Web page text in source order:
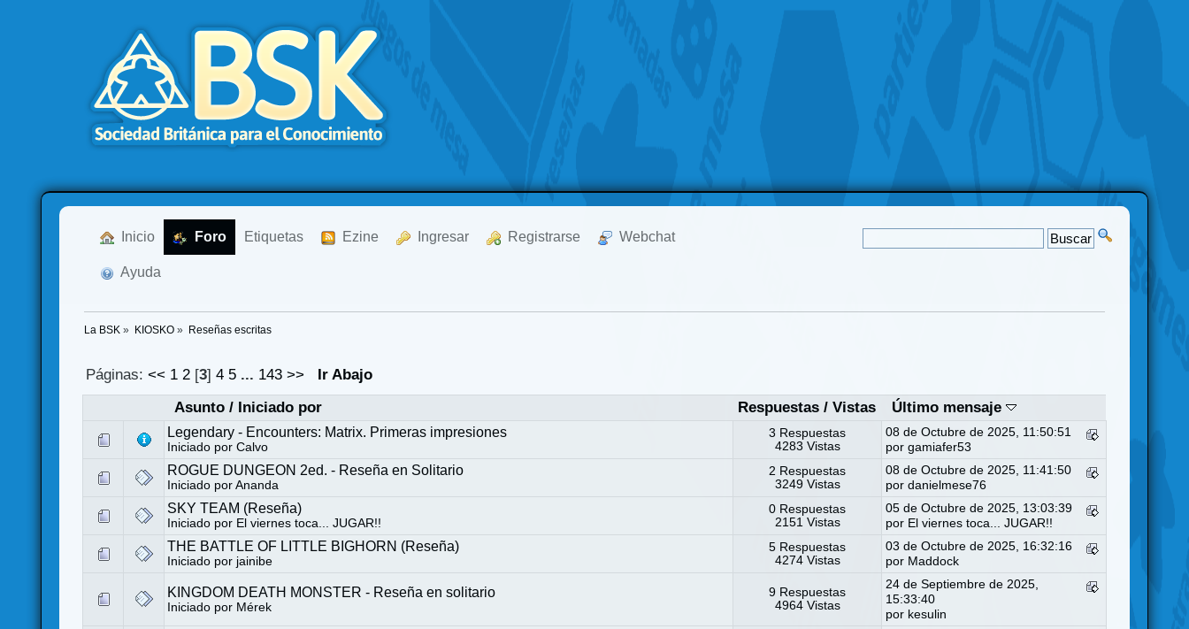
Inicio Foro Etiquetas Ezine Ingresar Registrarse Webchat
Ayuda
La BSK » KIOSKO» Reseñas escritas
Páginas: << 1 2[3] 4 5 ... 143 >>
Ir Abajo
Asunto/ Iniciado por Respuestas /Vistas Último mensaje
Legendary - Encounters: Matrix. Primeras impresiones
Iniciado porCalvo
3 Respuestas
4283 Vistas
08 de Octubre de 2025, 11:50:51
porgamiafer53
ROGUE DUNGEON 2ed. - Reseña en Solitario
Iniciado porAnanda
2 Respuestas
3249 Vistas
08 de Octubre de 2025, 11:41:50
pordanielmese76
SKY TEAM (Reseña)
Iniciado por El viernes toca... JUGAR!!
0 Respuestas
2151 Vistas
05 de Octubre de 2025, 13:03:39
por El viernes toca... JUGAR!!
THE BATTLE OF LITTLE BIGHORN (Reseña)
Iniciado por jainibe
5 Respuestas
4274 Vistas
03 de Octubre de 2025, 16:32:16
por Maddock
KINGDOM DEATH MONSTER - Reseña en solitario
Iniciado por Mérek
9 Respuestas
4964 Vistas
24 de Septiembre de 2025,
15:33:40
por kesulin